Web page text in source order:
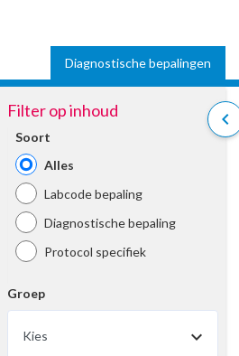
Diagnostische bepalingen
chevron_left
Filter op inhoud
Soort
Alles
Labcode bepaling
Diagnostische bepaling
Protocol specifiek
Groep
Kies